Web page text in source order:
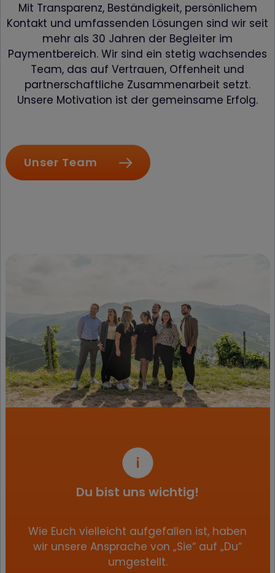
Mit Transparenz, Beständigkeit, persönlichem
Kontakt und umfassenden Lösungen sind wir seit
mehr als 30 Jahren der Begleiter im
Paymentbereich. Wir sind ein stetig wachsendes
Team, das auf Vertrauen, Offenheit und
partnerschaftliche Zusammenarbeit setzt.
Unsere Motivation ist der gemeinsame Erfolg.
Unser Team
Du bist uns wichtig!
Wie Euch vielleicht aufgefallen ist, haben
wir unsere Ansprache von „Sie“ auf „Du“
umgestellt.